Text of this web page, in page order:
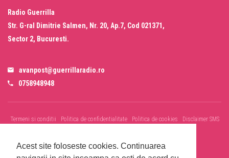
Acest site foloseste cookies. Continuarea
Radio Guerrilla
Str. G-ral Dimitrie Salmen, Nr. 20, Ap.7, Cod 021371,
Sector 2, Bucuresti.
avanpost@guerrillaradio.ro
0758948948
Termeni si conditii Politica de confidentialitate Politica de cookies
Disclaimer SMS